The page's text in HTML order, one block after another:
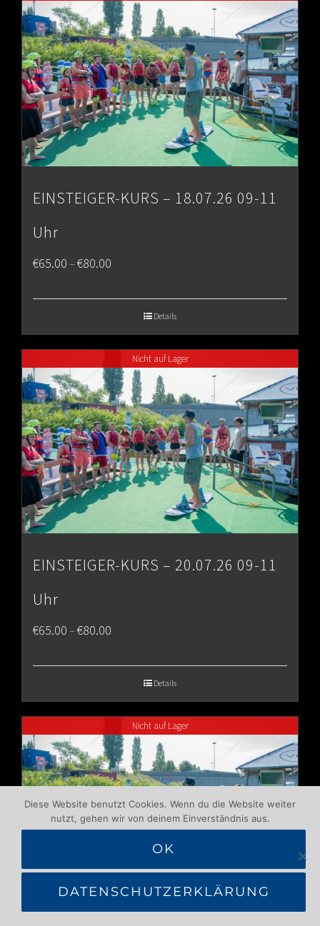
€80.00
EINSTEIGER-KURS – 18.07.26 09-11
Uhr
€65.00–€80.00
€80.00
Details
Nicht auf Lager
EINSTEIGER-KURS – 20.07.26 09-11
Uhr
€65.00–€80.00
€80.00
Details
Nicht auf Lager
Diese Website benutzt Cookies. Wenn du die Website weiter
nutzt, gehen wir von deinem Einverständnis aus.
OK
DATENSCHUTZERKLÄRUNG